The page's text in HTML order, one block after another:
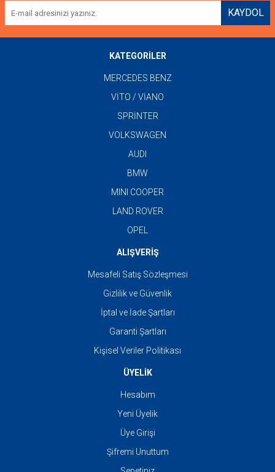
KAYDOL
KATEGORİLER
MERCEDES BENZ
VİTO / VİANO
SPRİNTER
VOLKSWAGEN
AUDI
BMW
MINI COOPER
LAND ROVER
OPEL
ALIŞVERİŞ
Mesafeli Satış Sözleşmesi
Gizlilik ve Güvenlik
İptal ve İade Şartları
Garanti Şartları
Kişisel Veriler Politikası
ÜYELİK
Hesabım
Yeni Üyelik
Üye Girişi
Şifremi Unuttum